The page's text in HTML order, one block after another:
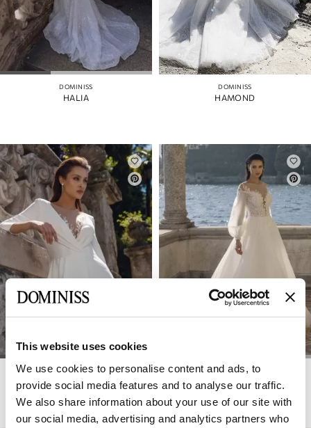
This website uses cookies
We use cookies to personalise content and ads, to
provide social media features and to analyse our traffic.
We also share information about your use of our site with
our social media, advertising and analytics partners who
DOMINISS
HALIA
DOMINISS
HAMOND
DOMINISS
HANNA
DOMINISS
HAPPY